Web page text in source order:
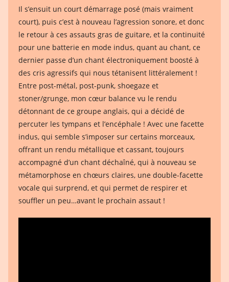
Il s’ensuit un court démarrage posé (mais vraiment
court), puis c’est à nouveau l’agression sonore, et donc
le retour à ces assauts gras de guitare, et la continuité
pour une batterie en mode indus, quant au chant, ce
dernier passe d’un chant électroniquement boosté à
des cris agressifs qui nous tétanisent littéralement !
Entre post-métal, post-punk, shoegaze et
stoner/grunge, mon cœur balance vu le rendu
détonnant de ce groupe anglais, qui a décidé de
percuter les tympans et l’encéphale ! Avec une facette
indus, qui semble s’imposer sur certains morceaux,
offrant un rendu métallique et cassant, toujours
accompagné d’un chant déchaîné, qui à nouveau se
métamorphose en chœurs claires, une double-facette
vocale qui surprend, et qui permet de respirer et
souffler un peu…avant le prochain assaut !